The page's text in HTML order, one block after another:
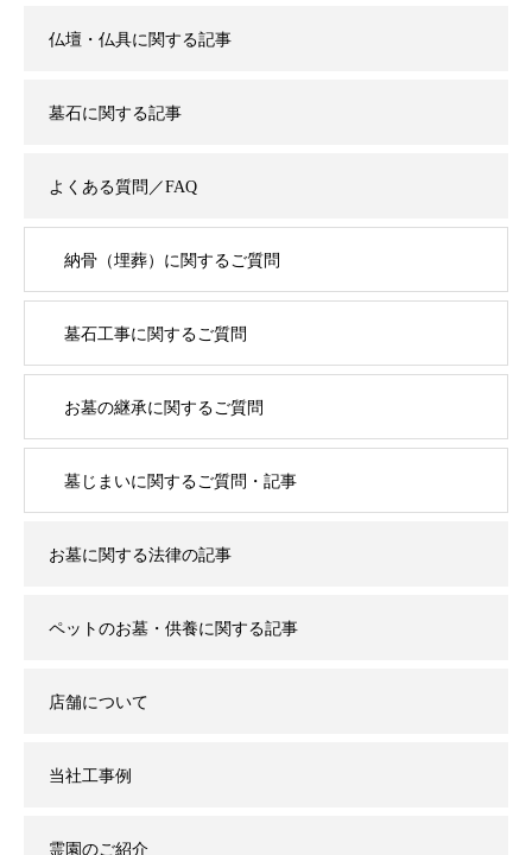
仏壇・仏具に関する記事
墓石に関する記事
よくある質問／FAQ
納骨（埋葬）に関するご質問
墓石工事に関するご質問
お墓の継承に関するご質問
墓じまいに関するご質問・記事
お墓に関する法律の記事
ペットのお墓・供養に関する記事
店舗について
当社工事例
霊園のご紹介